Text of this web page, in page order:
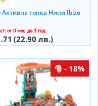
Активна топка Нини Ibizo
от 0 мес. до 3 год.
(22.90 лв.)
- 18%